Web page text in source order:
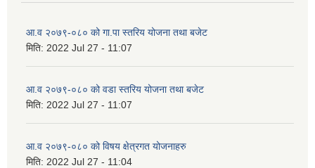
आ.व २०७९-०८० को गा.पा स्तरिय योजना तथा बजेट
मिति: 2022 Jul 27 - 11:07
आ.व २०७९-०८० को वडा स्तरिय योजना तथा बजेट
मिति: 2022 Jul 27 - 11:07
आ.व २०७९-०८० को विषय क्षेत्रगत योजनाहरु
मिति: 2022 Jul 27 - 11:04